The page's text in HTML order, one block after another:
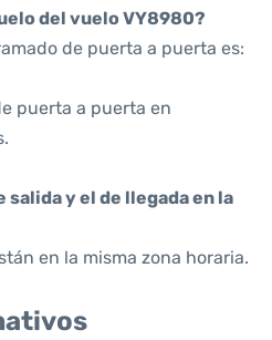
del vuelo VY8980?
de puerta a puerta es:
puerta a puerta en
y el de llegada en la
en la misma zona horaria.